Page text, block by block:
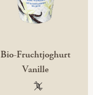
Bio-Fruchtjoghurt
Vanille
100 %